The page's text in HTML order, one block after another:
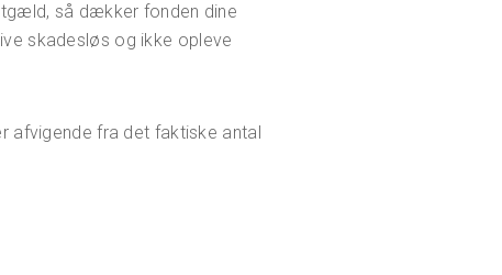
så dækker fonden dine
skadesløs og ikke opleve
afvigende fra det faktiske antal